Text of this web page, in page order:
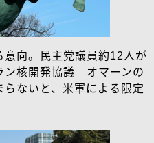
向。民主党議員約12人が
ン核開発協議 オマーンの
ないと、米軍による限定